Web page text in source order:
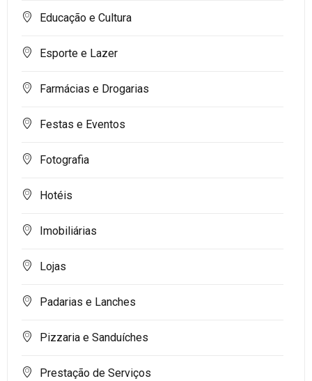
Educação e Cultura
Esporte e Lazer
Farmácias e Drogarias
Festas e Eventos
Fotografia
Hotéis
Imobiliárias
Lojas
Padarias e Lanches
Pizzaria e Sanduíches
Prestação de Serviços